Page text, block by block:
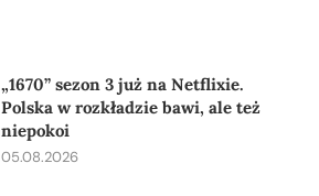
„1670” sezon 3 już na Netflixie.
Polska w rozkładzie bawi, ale też
niepokoi
05.08.2026